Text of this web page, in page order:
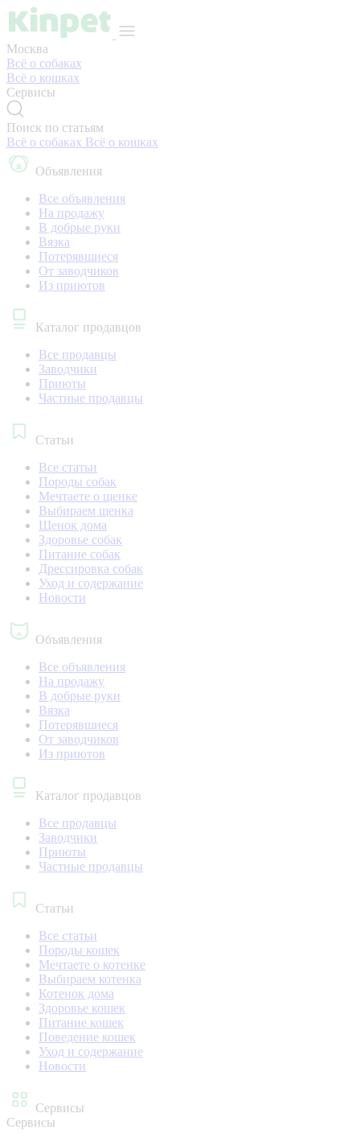
Москва
Всё о собаках
Всё о кошках
Сервисы
Поиск по статьям
Всё о собаках Всё о кошках
Объявления
Все объявления
На продажу
В добрые руки
Вязка
Потерявшиеся
От заводчиков
Из приютов
Каталог продавцов
Все продавцы
Заводчики
Приюты
Частные продавцы
Статьи
Все статьи
Породы собак
Мечтаете о щенке
Выбираем щенка
Щенок дома
Здоровье собак
Питание собак
Дрессировка собак
Уход и содержание
Новости
Объявления
Все объявления
На продажу
В добрые руки
Вязка
Потерявшиеся
От заводчиков
Из приютов
Каталог продавцов
Все продавцы
Заводчики
Приюты
Частные продавцы
Статьи
Все статьи
Породы кошек
Мечтаете о котенке
Выбираем котенка
Котенок дома
Здоровье кошек
Питание кошек
Поведение кошек
Уход и содержание
Новости
Сервисы
Сервисы